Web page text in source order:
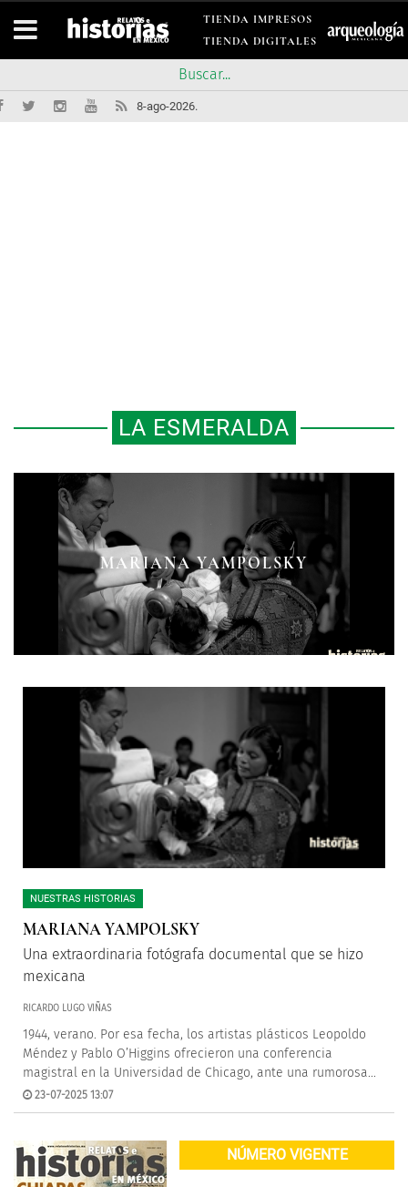
TIENDA IMPRESOS
TIENDA DIGITALES
8-ago-2026.
LA ESMERALDA
MARIANA YAMPOLSKY
NUESTRAS HISTORIAS
MARIANA YAMPOLSKY
Una extraordinaria fotógrafa documental que se hizo
mexicana
RICARDO LUGO VIÑAS
1944, verano. Por esa fecha, los artistas plásticos Leopoldo
Méndez y Pablo O’Higgins ofrecieron una conferencia
magistral en la Universidad de Chicago, ante una rumorosa...
23-07-2025 13:07
NÚMERO VIGENTE